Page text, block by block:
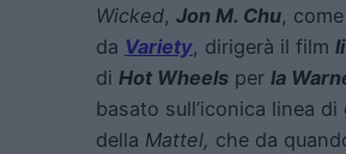
Wicked, Jon M. Chu,
da Variety, dirigerà il film
di Hot Wheels per la
basato sull’iconica linea
della Mattel, che da